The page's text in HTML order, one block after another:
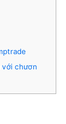
với chươn